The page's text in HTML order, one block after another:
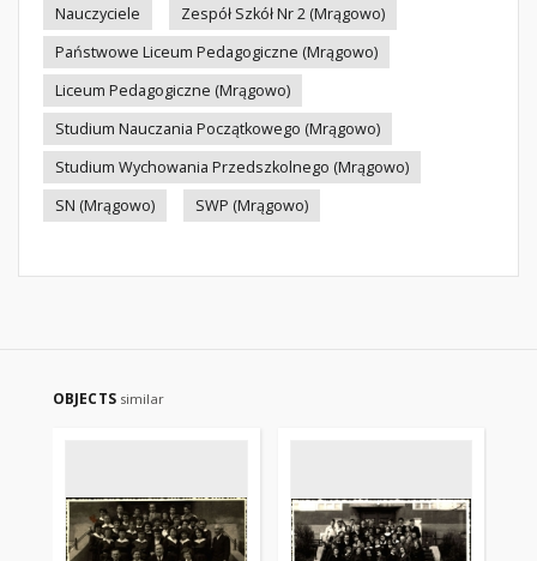
Nauczyciele
Zespół Szkół Nr 2 (Mrągowo)
Państwowe Liceum Pedagogiczne (Mrągowo)
Liceum Pedagogiczne (Mrągowo)
Studium Nauczania Początkowego (Mrągowo)
Studium Wychowania Przedszkolnego (Mrągowo)
SN (Mrągowo)
SWP (Mrągowo)
OBJECTS similar